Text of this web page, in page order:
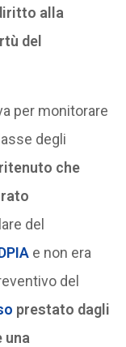
alla
del
per monitorare
degli
che
del
e non era
del
prestato dagli
una